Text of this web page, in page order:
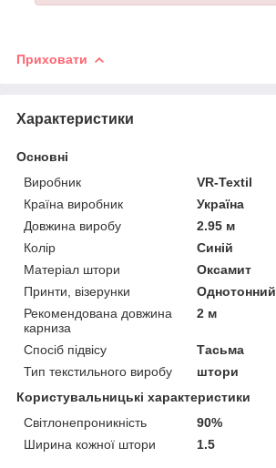
Приховати
Характеристики
Основні
Виробник
VR-Textil
Країна виробник
Україна
Довжина виробу
2.95 м
Колір
Синій
Матеріал штори
Оксамит
Принти, візерунки
Однотонний
Рекомендована довжина
карниза
2 м
Спосіб підвісу
Тасьма
Тип текстильного виробу
штори
Користувальницькі характеристики
Світлонепроникність
90%
Ширина кожної штори
1.5